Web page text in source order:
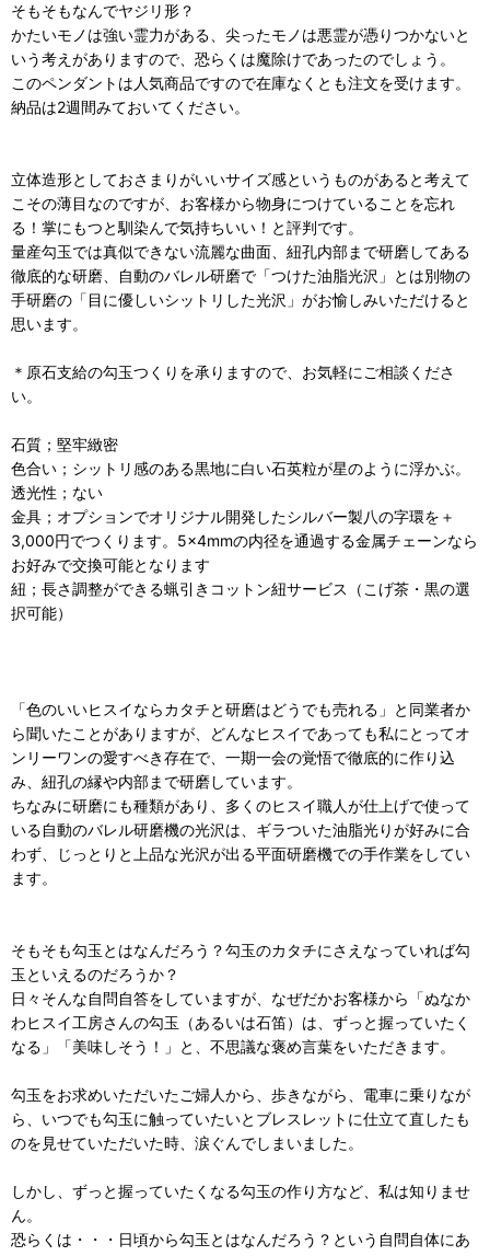
そもそもなんでヤジリ形？
かたいモノは強い霊力がある、尖ったモノは悪霊が憑りつかないと
いう考えがありますので、恐らくは魔除けであったのでしょう。
このペンダントは人気商品ですので在庫なくとも注文を受けます。
納品は2週間みておいてください。
立体造形としておさまりがいいサイズ感というものがあると考えて
こその薄目なのですが、お客様から物身につけていることを忘れ
る！掌にもつと馴染んで気持ちいい！と評判です。
量産勾玉では真似できない流麗な曲面、紐孔内部まで研磨してある
徹底的な研磨、自動のバレル研磨で「つけた油脂光沢」とは別物の
手研磨の「目に優しいシットリした光沢」がお愉しみいただけると
思います。
＊原石支給の勾玉つくりを承りますので、お気軽にご相談くださ
い。
石質；堅牢緻密
色合い；シットリ感のある黒地に白い石英粒が星のように浮かぶ。
透光性；ない
金具；オプションでオリジナル開発したシルバー製八の字環を＋
3,000円でつくります。5×4mmの内径を通過する金属チェーンなら
お好みで交換可能となります
紐；長さ調整ができる蝋引きコットン紐サービス（こげ茶・黒の選
択可能）
「色のいいヒスイならカタチと研磨はどうでも売れる」と同業者か
ら聞いたことがありますが、どんなヒスイであっても私にとってオ
ンリーワンの愛すべき存在で、一期一会の覚悟で徹底的に作り込
み、紐孔の縁や内部まで研磨しています。
ちなみに研磨にも種類があり、多くのヒスイ職人が仕上げで使って
いる自動のバレル研磨機の光沢は、ギラついた油脂光りが好みに合
わず、じっとりと上品な光沢が出る平面研磨機での手作業をしてい
ます。
そもそも勾玉とはなんだろう？勾玉のカタチにさえなっていれば勾
玉といえるのだろうか？
日々そんな自問自答をしていますが、なぜだかお客様から「ぬなか
わヒスイ工房さんの勾玉（あるいは石笛）は、ずっと握っていたく
なる」「美味しそう！」と、不思議な褒め言葉をいただきます。
勾玉をお求めいただいたご婦人から、歩きながら、電車に乗りなが
ら、いつでも勾玉に触っていたいとブレスレットに仕立て直したも
のを見せていただいた時、涙ぐんでしまいました。
しかし、ずっと握っていたくなる勾玉の作り方など、私は知りませ
ん。
恐らくは・・・日頃から勾玉とはなんだろう？という自問自体にあ